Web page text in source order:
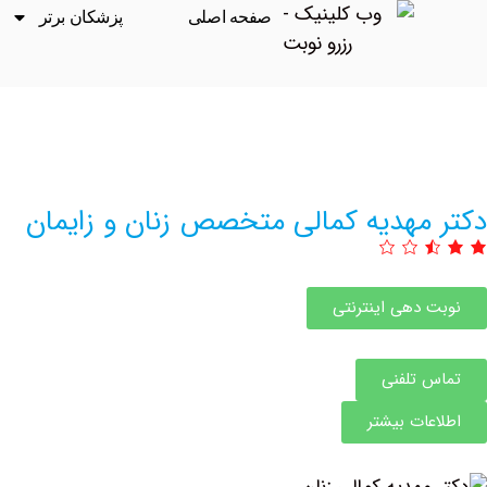
صفحه اصلی پزشکان برتر
دکتر مهدیه کمالی متخصص زنان و زایمان
نوبت دهی اینترنتی
تماس تلفنی
اطلاعات بیشتر